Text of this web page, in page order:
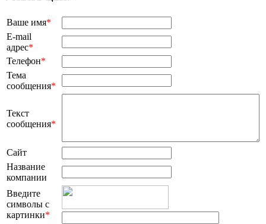
Ваше имя*
E-mail
адрес*
Телефон*
Тема
сообщения*
Текст
сообщения*
Сайт
Название
компании
Введите
символы с
картинки*